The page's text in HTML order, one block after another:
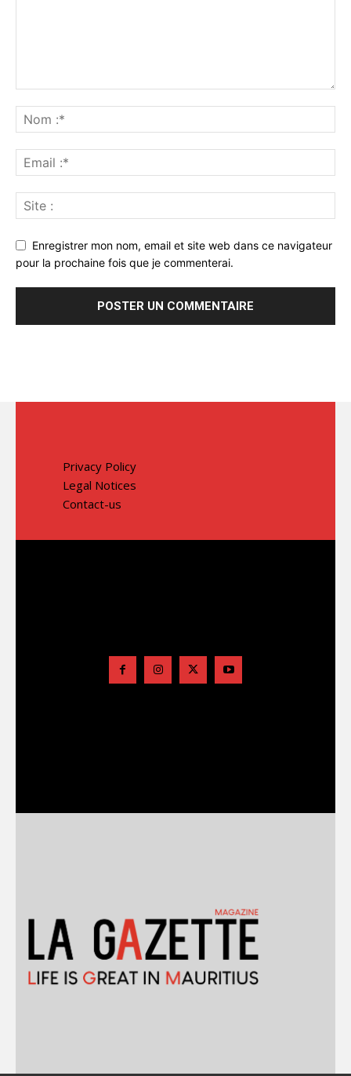
Enregistrer mon nom, email et site web dans ce navigateur
pour la prochaine fois que je commenterai.
Privacy Policy
Legal Notices
Contact-us